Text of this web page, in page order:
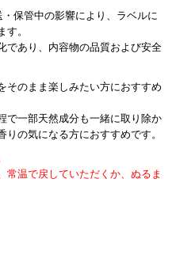
保管中の影響により、ラベルに
。
であり、内容物の品質および安全
そのまま楽しみたい方におすすめ
で一部天然成分も一緒に取り除か
の気になる方におすすめです。
常温で戻していただくか、ぬるま